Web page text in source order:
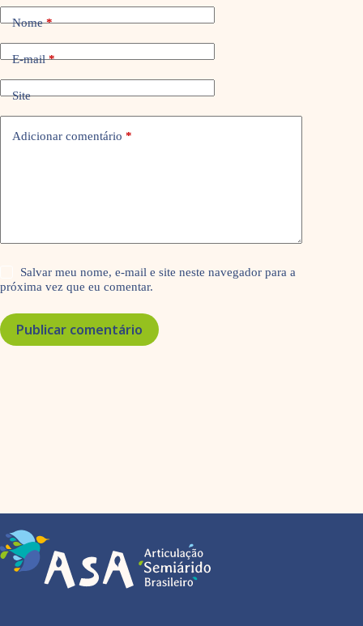
Nome*
E-mail*
Site
Adicionar comentário *
Salvar meu nome, e-mail e site neste navegador para a
próxima vez que eu comentar.
Publicar comentário